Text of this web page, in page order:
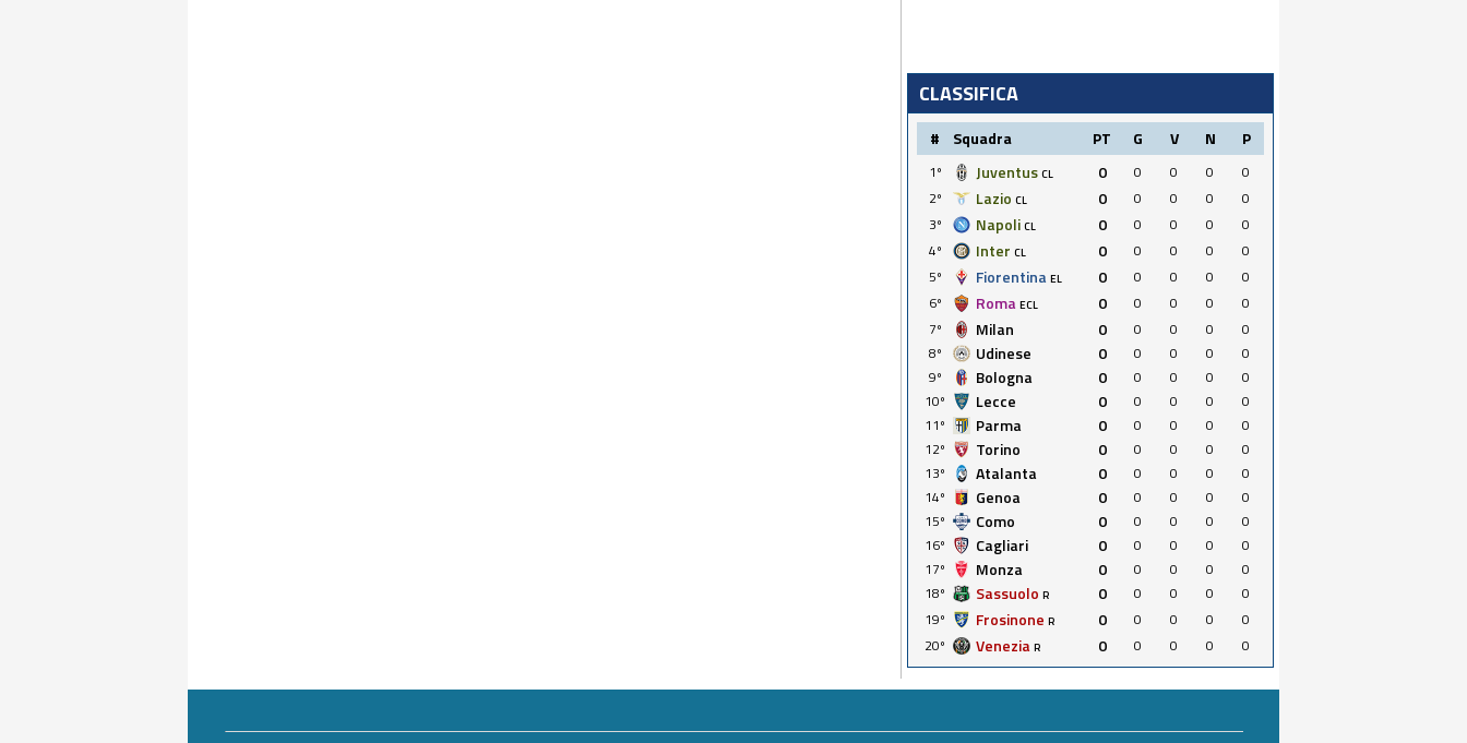
CLASSIFICA
# Squadra PT G V N P
1º Juventus CL 0 0 0 0
0
2º
Lazio CL 0 0 0 0
0
3º
Napoli CL 0 0 0 0
0
4º
Inter CL 0 0 0 0
0
5º
Fiorentina EL 0 0 0 0
0
6º
Roma ECL 0 0 0 0
0
7º
Milan 0 0 0 0
0
8º
Udinese 0 0 0 0
0
9º
Bologna 0 0 0 0
0
10º
Lecce 0 0 0 0
0
11º
Parma 0 0 0 0
0
12º
Torino 0 0 0 0
0
13º
Atalanta 0 0 0 0
0
14º
Genoa 0 0 0 0
0
15º
Como 0 0 0 0
0
16º
Cagliari 0 0 0 0
0
17º
Monza 0 0 0 0
0
18º
Sassuolo R 0 0 0 0
0
19º
Frosinone R 0 0 0 0
0
20º
Venezia R 0 0 0 0 0